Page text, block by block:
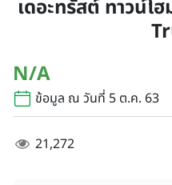
เดอะทรัสต์ ทาวน์โ
N/A
ข้อมูล ณ วันที่ 5 ต.ค. 63
21,272